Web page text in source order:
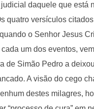
daquele que está
quatro versículos
o Senhor Jesus
um dos eventos,
de Simão Pedro a deixou
A visão do cego
destes milagres,